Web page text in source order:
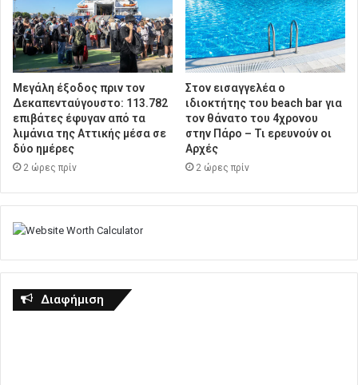
Μεγάλη έξοδος πριν τον
Δεκαπενταύγουστο: 113.782
επιβάτες έφυγαν από τα
λιμάνια της Αττικής μέσα σε
δύο ημέρες
2 ώρες πρίν
Στον εισαγγελέα ο
ιδιοκτήτης του beach bar για
τον θάνατο του 4χρονου
στην Πάρο – Τι ερευνούν οι
Αρχές
2 ώρες πρίν
Διαφήμιση